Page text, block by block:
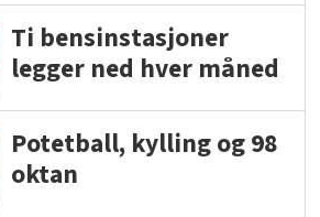
Ti bensinstasjoner
legger ned hver måned
Potetball, kylling og 98
oktan